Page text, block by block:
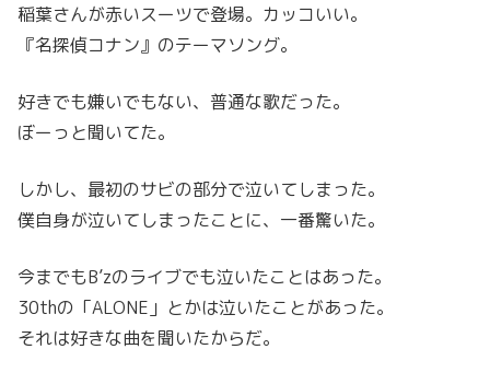
稲葉さんが赤いスーツで登場。カッコいい。
『名探偵コナン』のテーマソング。
好きでも嫌いでもない、普通な歌だった。
ぼーっと聞いてた。
しかし、最初のサビの部分で泣いてしまった。
僕自身が泣いてしまったことに、一番驚いた。
今までもB’zのライブでも泣いたことはあった。
30thの「ALONE」とかは泣いたことがあった。
それは好きな曲を聞いたからだ。